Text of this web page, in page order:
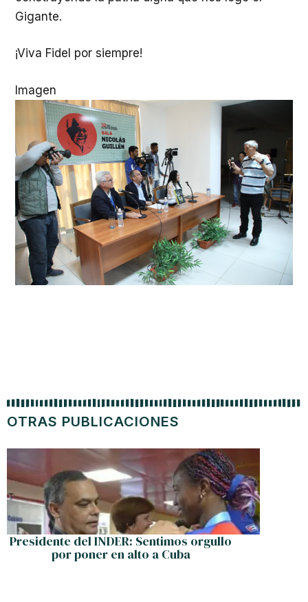
Gigante.
¡Viva Fidel por siempre!
Imagen
OTRAS PUBLICACIONES
Presidente del INDER: Sentimos orgullo
por poner en alto a Cuba